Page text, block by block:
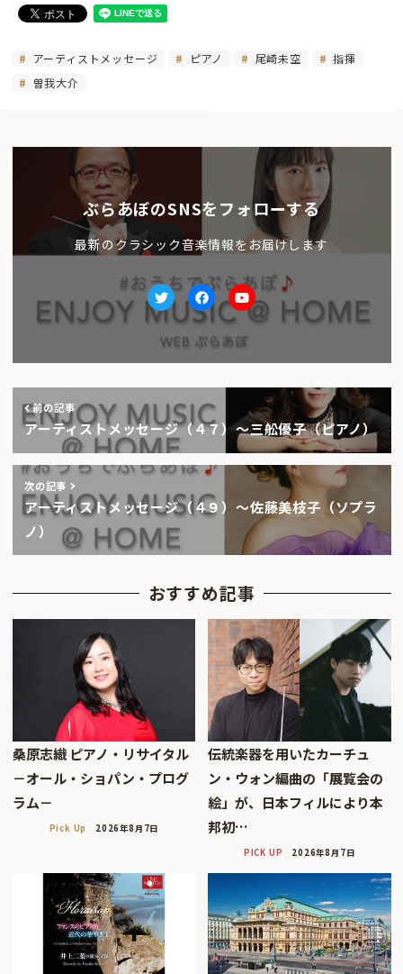
アーティストメッセージ ピアノ 尾崎未空
指揮
曽我大介
ぶらあぼのSNSをフォローする
最新のクラシック音楽情報をお届けします
TwitterfacebookYoutube
前の記事
アーティストメッセージ（４７）～三舩優子（ピアノ）
次の記事
アーティストメッセージ（４９）～佐藤美枝子（ソプラ
ノ）
おすすめ記事
桑原志織 ピアノ・リサイタル
－オール・ショパン・プログ
ラム－
Pick Up 2026年8月7日
伝統楽器を用いたカーチュ
ン・ウォン編曲の「展覧会の
絵」が、日本フィルにより本
邦初…
PICK UP 2026年8月7日